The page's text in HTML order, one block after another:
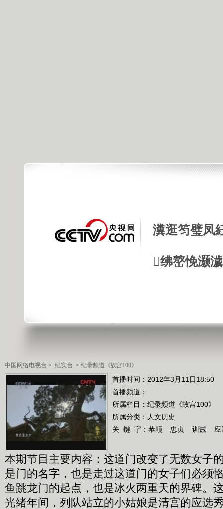
瀵逛笉璧凤
绋嶅悗灏
中国网络电视台 > 纪实台 > 纪录频道《故宫100》
首播时间：2012年3月11日18:50
首播频道：
所属栏目： 纪录频道《故宫100》
所属分类：人文历史
关 键 字： 恭顺 忠贞 训诫 应
本期节目主要内容：这道门改变了无数女子
是门的名字，也是走过这道门的女子们必须
鱼跳龙门的起点，也是冰火两重天的界碑。
光绪年间，列队站立的小姑娘是清宫的应选